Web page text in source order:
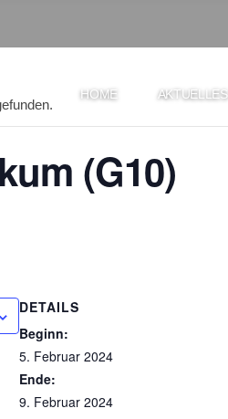
HOME
AKTUELLES
(G10)
DETAILS
Beginn:
5. Februar 2024
Ende:
9. Februar 2024